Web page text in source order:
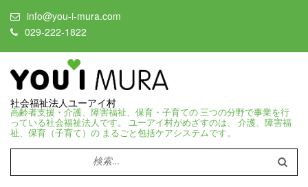
info@you-i-mura.com
029-222-1822
社会福祉法人ユーアイ村
高齢者支援・介護、障害福祉、保育・子育ての 三つの分野で事業を行
っている社会福祉法人です。 ユーアイ村がめざすのは、 介護、障害福
祉、保育（子育て）の まるごと包括ケアシステムです。
検
索: